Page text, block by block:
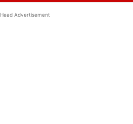
Head Advertisement